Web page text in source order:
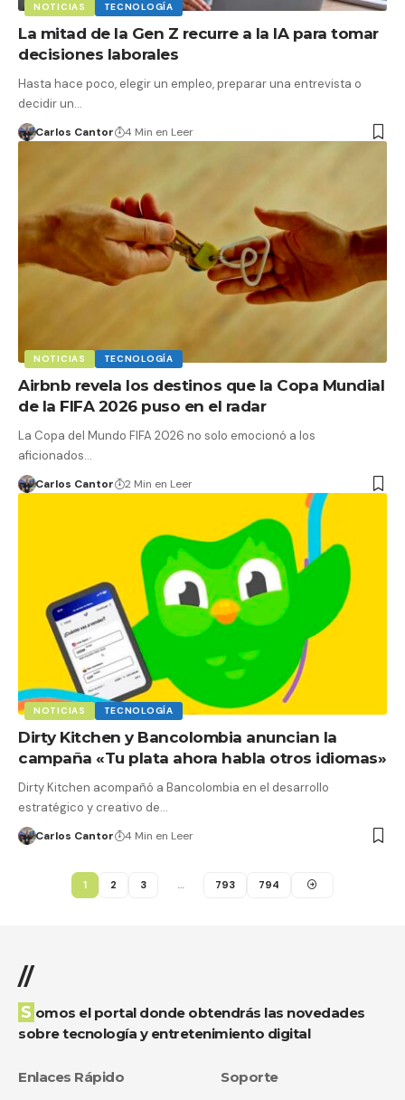
NOTICIAS TECNOLOGÍA
La mitad de la Gen Z recurre a la IA para tomar
decisiones laborales
Hasta hace poco, elegir un empleo, preparar una entrevista o
decidir un…
Carlos Cantor 4 Min en Leer
NOTICIAS TECNOLOGÍA
Airbnb revela los destinos que la Copa Mundial
de la FIFA 2026 puso en el radar
La Copa del Mundo FIFA 2026 no solo emocionó a los
aficionados…
Carlos Cantor 2 Min en Leer
NOTICIAS TECNOLOGÍA
Dirty Kitchen y Bancolombia anuncian la
campaña «Tu plata ahora habla otros idiomas»
Dirty Kitchen acompañó a Bancolombia en el desarrollo
estratégico y creativo de…
Carlos Cantor 4 Min en Leer
1 2 3 … 793 794
//
Somos el portal donde obtendrás las novedades
sobre tecnología y entretenimiento digital
Enlaces Rápido Soporte